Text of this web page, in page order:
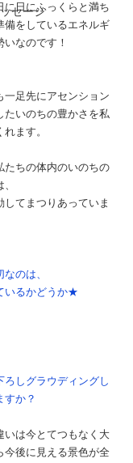
セージ
に日にふっくらと満ち
備をしているエネルギ
なのです！
一足先にアセンション
たいのちの豊かさを私
ます。
たちの体内のいのちの
てまつりあっていま
のは、
いるかどうか★
ろしグラウディングし
すか？
いは今とてつもなく大
今後に見える景色が全